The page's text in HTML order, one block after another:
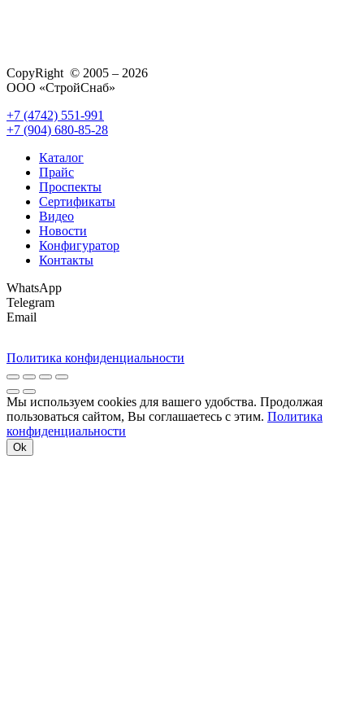
CopyRight © 2005 – 2026
ООО «СтройСнаб»
+7 (4742) 551-991
+7 (904) 680-85-28
Каталог
Прайс
Проспекты
Сертификаты
Видео
Новости
Конфигуратор
Контакты
WhatsApp
Telegram
Email
Политика конфиденциальности
Мы используем cookies для вашего удобства. Продолжая
пользоваться сайтом, Вы соглашаетесь с этим. Политика
конфиденциальности
Ok